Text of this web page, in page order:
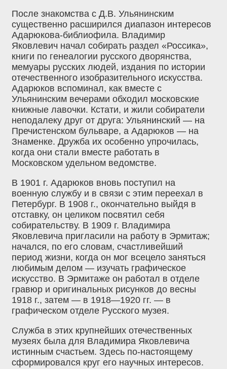
После знакомства с Д.В. Ульянинским
существенно расширился диапазон интересов
Адарюкова-библиофила. Владимир
Яковлевич начал собирать раздел «Россика»,
книги по генеалогии русского дворянства,
мемуары русских людей, издания по истории
отечественного изобразительного искусства.
Адарюков вспоминал, как вместе с
Ульянинским вечерами обходил московские
книжные лавочки. Кстати, и жили собиратели
неподалеку друг от друга: Ульянинский — на
Пречистенском бульваре, а Адарюков — на
Знаменке. Дружба их особенно упрочилась,
когда они стали вместе работать в
Московском удельном ведомстве.
В 1901 г. Адарюков вновь поступил на
военную службу и в связи с этим переехал в
Петербург. В 1908 г., окончательно выйдя в
отставку, он целиком посвятил себя
собирательству. В 1909 г. Владимира
Яковлевича пригласили на работу в Эрмитаж;
начался, по его словам, счастливейший
период жизни, когда он мог всецело заняться
любимым делом — изучать графическое
искусство. В Эрмитаже он работал в отделе
гравюр и оригинальных рисунков до весны
1918 г., затем — в 1918—1920 гг. — в
графическом отделе Русского музея.
Служба в этих крупнейших отечественных
музеях была для Владимира Яковлевича
истинным счастьем. Здесь по-настоящему
сформировался круг его научных интересов.